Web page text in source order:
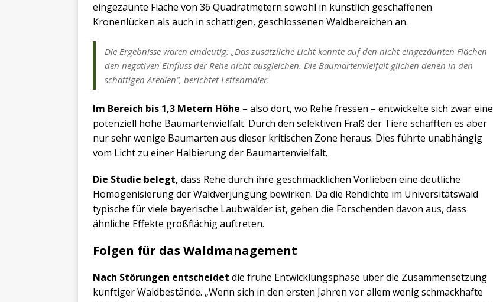
eingezäunte Fläche von 36 Quadratmetern sowohl in künstlich geschaffenen
Kronenlücken als auch in schattigen, geschlossenen Waldbereichen an.
Die Ergebnisse waren eindeutig: „Das zusätzliche Licht konnte auf den nicht eingezäunten Flächen
den negativen Einfluss der Rehe nicht ausgleichen. Die Baumartenvielfalt glichen denen in den
schattigen Arealen“, berichtet Lettenmaier.
Im Bereich bis 1,3 Metern Höhe – also dort, wo Rehe fressen – entwickelte sich zwar eine
potenziell hohe Baumartenvielfalt. Durch den selektiven Fraß der Tiere schafften es aber
nur sehr wenige Baumarten aus dieser kritischen Zone heraus. Dies führte unabhängig
vom Licht zu einer Halbierung der Baumartenvielfalt.
Die Studie belegt, dass Rehe durch ihre geschmacklichen Vorlieben eine deutliche
Homogenisierung der Waldverjüngung bewirken. Da die Rehdichte im Universitätswald
typische für viele bayerische Laubwälder ist, gehen die Forschenden davon aus, dass
ähnliche Effekte großflächig auftreten.
Folgen für das Waldmanagement
Nach Störungen entscheidet die frühe Entwicklungsphase über die Zusammensetzung
künftiger Waldbestände. „Wenn sich in den ersten Jahren vor allem wenig schmackhafte